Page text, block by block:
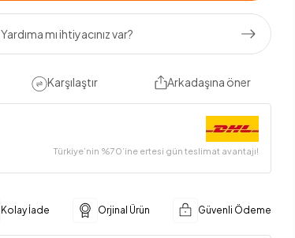
Yardıma mı ihtiyacınız var?
Karşılaştır Arkadaşına öner
Türkiye’nin %70’ine ertesi gün teslimat avantajı!
Kolay İade Orjinal Ürün Güvenli Ödeme